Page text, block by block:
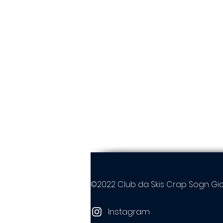
©2022 Club da Skis Crap Sogn
Instagram